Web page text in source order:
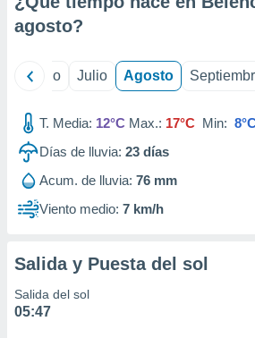
e
publicidad
publicidad
de
agosto?
Junio Julio Agosto
T. Media: 12°C Max.: 17°C Min:
Días de lluvia: 23 días
Acum. de lluvia: 76 mm
Viento medio: 7 km/h
Salida y Puesta del sol
Salida del sol
05:47